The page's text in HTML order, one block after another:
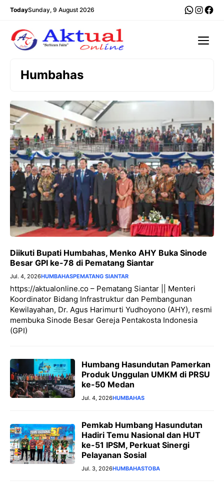
Langsung
TodaySunday, 9 August 2026
Humbahas
Diikuti Bupati Humbahas, Menko AHY Buka Sinode
Besar GPI ke-78 di Pematang Siantar
Jul. 4, 2026HUMBAHASPEMATANG SIANTAR
https://aktualonline.co – Pematang Siantar || Menteri
Koordinator Bidang Infrastruktur dan Pembangunan
Kewilayahan, Dr. Agus Harimurti Yudhoyono (AHY), resmi
membuka Sinode Besar Gereja Pentakosta Indonesia
(GPI)
Humbang Hasundutan Pamerkan
Produk Unggulan UMKM di PRSU
ke-50 Medan
Jul. 4, 2026HUMBAHAS
Pemkab Humbang Hasundutan
Hadiri Temu Nasional dan HUT
ke-51 IPSM, Perkuat Sinergi
Pelayanan Sosial
Jul. 3, 2026HUMBAHASTOBA